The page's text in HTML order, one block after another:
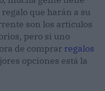
que harán a su
son los artículos
pero si uno
de comprar regalos
opciones está la